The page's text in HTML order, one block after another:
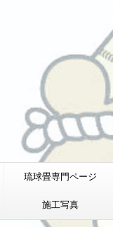
琉球畳専門ページ
施工写真